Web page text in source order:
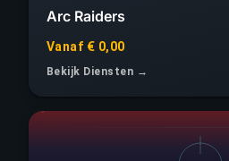
Arc Raiders
Vanaf € 0,00
Bekijk Diensten →